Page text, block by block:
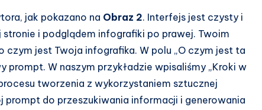
jak pokazano na Obraz 2. Interfejs jest czysty i
i podglądem infografiki po prawej. Twoim
jest Twoja infografika. W polu „O czym jest ta
prompt. W naszym przykładzie wpisaliśmy „Kroki w
tworzenia z wykorzystaniem sztucznej
prompt do przeszukiwania informacji i generowania